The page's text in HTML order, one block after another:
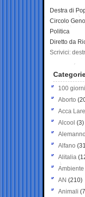
Destra di
Circolo
Politica
Diretto da
Scrivici:
100 giorni
Aborto
Acca
Alcool (3)
Alemanno
Alfano
Alitalia
Ambiente
AN (210)
Animali